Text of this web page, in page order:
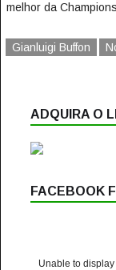
melhor da
Gianluigi Buffon
ADQUIRA O
FACEBOOK
Unable to